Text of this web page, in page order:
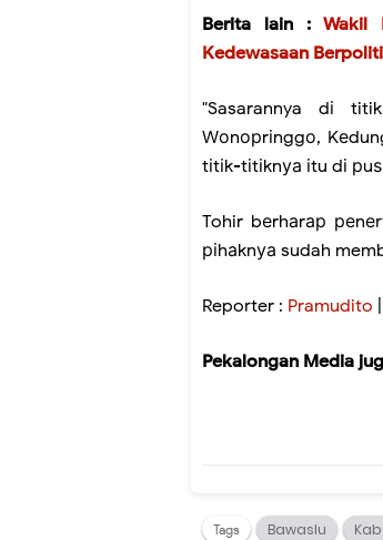
Berita lain : Wakil
Kedewasaan
"Sasarannya dі
Wоnорrіnggо,
tіtіk-tіtіknуа іtu dі
Tohir bеrhаrар
ріhаknуа sudah
Reporter : Pramudito
Pekalongan Media
Tags Bawaslu